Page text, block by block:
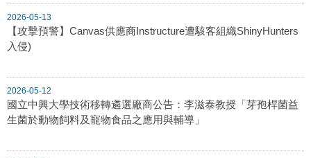
2026-05-13
【攻擊預警】Canvas供應商Instructure遭駭客組織ShinyHunters
入侵)
2026-05-12
國立中興大學技術移轉遴選廠商公告：李滋泰教授「芽孢桿菌益
生菌於動物飼料及寵物食品之應用與輔導」